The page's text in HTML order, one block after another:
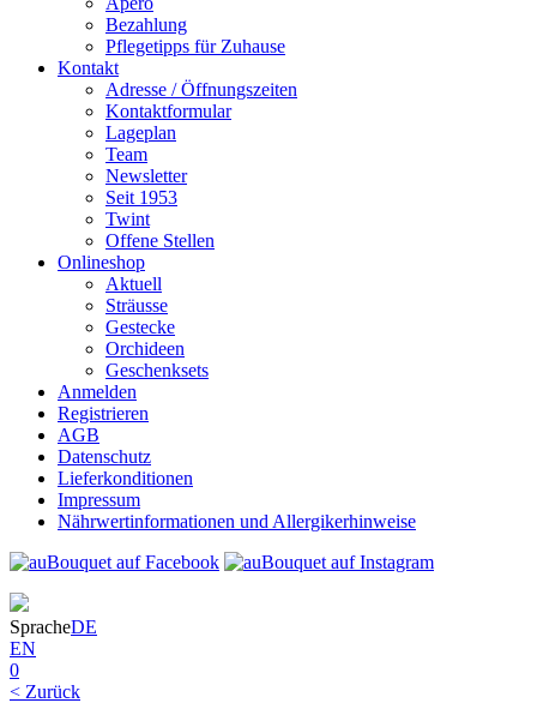
Bezahlung
Pflegetipps für Zuhause
Kontakt
Adresse / Öffnungszeiten
Kontaktformular
Lageplan
Team
Newsletter
Seit 1953
Twint
Offene Stellen
Onlineshop
Aktuell
Sträusse
Gestecke
Orchideen
Geschenksets
Anmelden
Registrieren
AGB
Datenschutz
Lieferkonditionen
Impressum
Nährwertinformationen und Allergikerhinweise
SpracheDE
EN
0
< Zurück